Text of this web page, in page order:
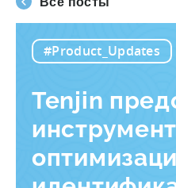
#Product_Updates
Tenjin
инструмент